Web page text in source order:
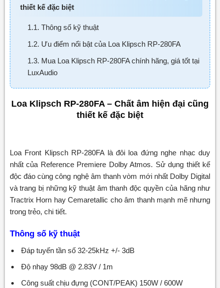
thiết kế đặc biệt
1.1. Thông số kỹ thuật
1.2. Ưu điểm nổi bật của Loa Klipsch RP-280FA
1.3. Mua Loa Klipsch RP-280FA chính hãng, giá tốt tại
LuxAudio
Loa Klipsch RP-280FA – Chất âm hiện đại cũng
thiết kế đặc biệt
Loa Front Klipsch RP-280FA là đôi loa đứng nghe nhạc duy
nhất của Reference Premiere Dolby Atmos. Sử dụng thiết kế
độc đáo cùng công nghệ âm thanh vòm mới nhất Dolby Digital
và trang bị những kỹ thuật âm thanh độc quyền của hãng như
Tractrix Horn hay Cemaretallic cho âm thanh mạnh mẽ nhưng
trong trẻo, chi tiết.
Thông số kỹ thuật
Đáp tuyến tần số 32-25kHz +/- 3dB
Độ nhạy 98dB @ 2.83V / 1m
Công suất chịu đựng (CONT/PEAK) 150W / 600W